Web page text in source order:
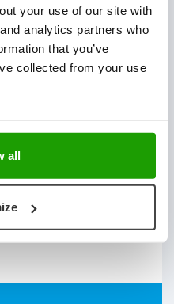
your use of our site with
analytics partners who
that you’ve
collected from your use
all
over heel de
team. Ideeën worden
ontwikkeld en er is